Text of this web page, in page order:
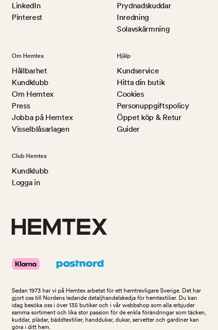
LinkedIn
Pinterest
Prydnadskuddar
Inredning
Solavskärmning
Om Hemtex
Hållbarhet
Kundklubb
Om Hemtex
Press
Jobba på Hemtex
Visselblåsarlagen
Hjälp
Kundservice
Hitta din butik
Cookies
Personuppgiftspolicy
Öppet köp & Retur
Guider
Club Hemtex
Kundklubb
Logga in
Sedan 1973 har vi på Hemtex arbetat för ett hemtrevligare Sverige. Det har
gjort oss till Nordens ledande detaljhandelskedja för hemtextilier. Du kan
idag besöka oss i över 135 butiker och i vår webbshop som alla erbjuder
samma sortiment och lika stor passion för de enkla förändringar som täcken,
kuddar, plädar, bäddtextilier, handdukar, dukar, servetter och gardiner kan
göra i ditt hem.